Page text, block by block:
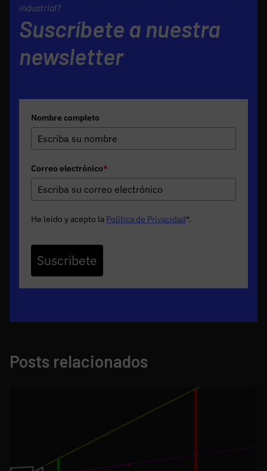
industrial?
Suscríbete a nuestra
newsletter
Nombre completo
Correo electrónico*
He leído y acepto la Política de Privacidad*.
Suscribete
Posts relacionados